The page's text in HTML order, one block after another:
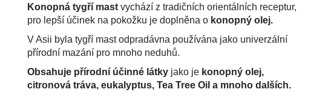
Konopná tygří mast vychází z tradičních orientálních receptur,
pro lepší účinek na pokožku je doplněna o konopný olej.
V Asii byla tygří mast odpradávna používána jako univerzální
přírodní mazání pro mnoho neduhů.
Obsahuje přírodní účinné látky jako je konopný olej,
citronová tráva, eukalyptus, Tea Tree Oil a mnoho dalších.